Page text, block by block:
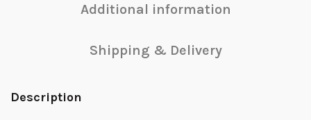
Additional information
Shipping & Delivery
Description